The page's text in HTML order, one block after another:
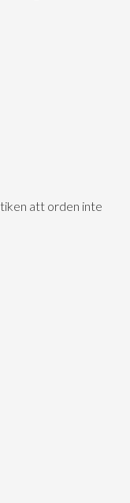
att orden inte